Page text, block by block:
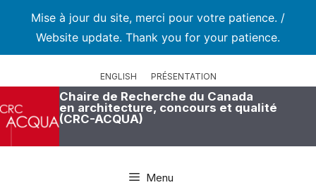
Mise à jour du site, merci pour votre patience. /
Website update. Thank you for your patience.
ENGLISH PRÉSENTATION
Chaire de Recherche du Canada
en architecture, concours et qualité
(CRC-ACQUA)
Menu